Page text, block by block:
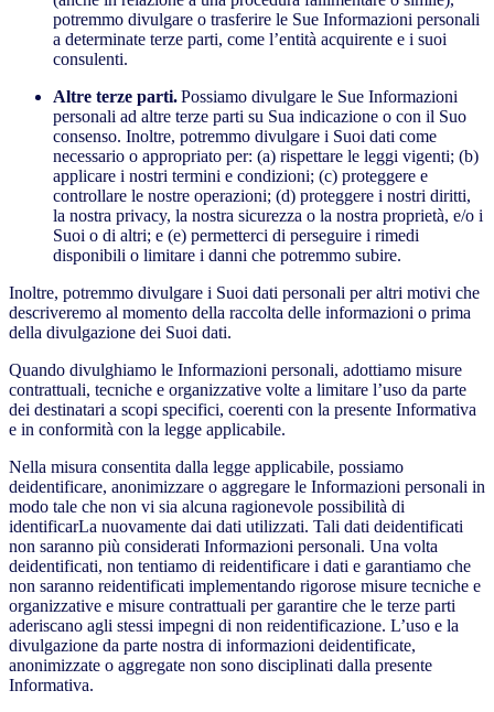
potremmo divulgare o trasferire le Sue Informazioni personali
a determinate terze parti, come l’entità acquirente e i suoi
consulenti.
Altre terze parti.Possiamo divulgare le Sue Informazioni
personali ad altre terze parti su Sua indicazione o con il Suo
consenso. Inoltre, potremmo divulgare i Suoi dati come
necessario o appropriato per: (a) rispettare le leggi vigenti; (b)
applicare i nostri termini e condizioni; (c) proteggere e
controllare le nostre operazioni; (d) proteggere i nostri diritti,
la nostra privacy, la nostra sicurezza o la nostra proprietà, e/o i
Suoi o di altri; e (e) permetterci di perseguire i rimedi
disponibili o limitare i danni che potremmo subire.
Inoltre, potremmo divulgare i Suoi dati personali per altri motivi che
descriveremo al momento della raccolta delle informazioni o prima
della divulgazione dei Suoi dati.
Quando divulghiamo le Informazioni personali, adottiamo misure
contrattuali, tecniche e organizzative volte a limitare l’uso da parte
dei destinatari a scopi specifici, coerenti con la presente Informativa
e in conformità con la legge applicabile.
Nella misura consentita dalla legge applicabile, possiamo
deidentificare, anonimizzare o aggregare le Informazioni personali in
modo tale che non vi sia alcuna ragionevole possibilità di
identificarLa nuovamente dai dati utilizzati. Tali dati deidentificati
non saranno più considerati Informazioni personali. Una volta
deidentificati, non tentiamo di reidentificare i dati e garantiamo che
non saranno reidentificati implementando rigorose misure tecniche e
organizzative e misure contrattuali per garantire che le terze parti
aderiscano agli stessi impegni di non reidentificazione. L’uso e la
divulgazione da parte nostra di informazioni deidentificate,
anonimizzate o aggregate non sono disciplinati dalla presente
Informativa.